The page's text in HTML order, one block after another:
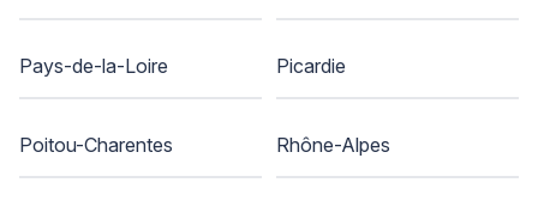
Pays-de-la-Loire Picardie
Poitou-Charentes Rhône-Alpes